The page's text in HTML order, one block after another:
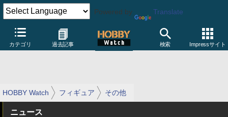
Powered by Translate
カテゴリ 過去記事 検索 Impressサイト
HOBBY Watch フィギュア その他
ニュース